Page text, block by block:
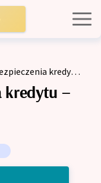
kredytu
kredytu –